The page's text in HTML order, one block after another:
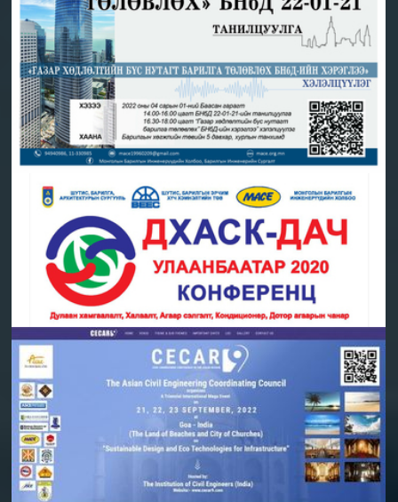
"ГАЗАР ХӨДЛӨЛТИЙН БҮС НУТАГТ БАРИЛГА
ТӨЛӨВЛӨХ" ХЭЛЭЛЦҮҮЛЭГ БОЛНО
2022-03-25 | Барилгын хөгжлийн төвийн 5-р давхар, хурлын
танхимд
"ДХАСК-ДАЧ УЛААНБААТАР 2020"
конференци
2020-10-08 | ШУТИС-ийн 8-р байрны 11 давхрын Олон
улсын хурлын танхимд